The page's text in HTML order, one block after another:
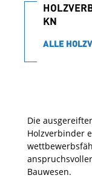
KN
ALLE
Die
Holzverbinder
Bauwesen.